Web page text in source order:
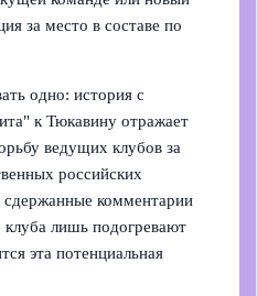
за место в составе по
одно: история с
к Тюкавину отражает
ведущих клубов за
российских
комментарии
клуба лишь подогревают
эта потенциальная